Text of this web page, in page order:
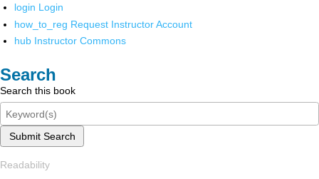
login Login
how_to_reg Request Instructor Account
hub Instructor Commons
Search
Search this book
Submit Search
Readability